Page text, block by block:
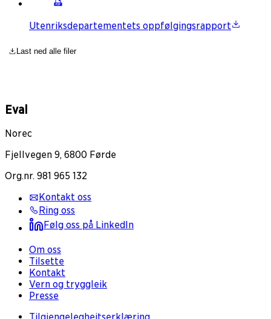
Utenriksdepartementets oppfølgingsrapport
Last ned alle filer
Eval
Norec
Fjellvegen 9, 6800 Førde
Org.nr. 981 965 132
Kontakt oss
Ring oss
Følg oss på LinkedIn
Om oss
Tilsette
Kontakt
Vern og tryggleik
Presse